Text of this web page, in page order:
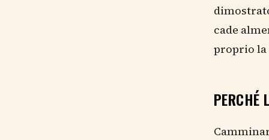
cade
proprio la
PERCHÉ